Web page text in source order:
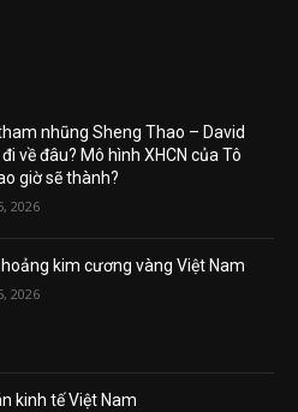
nhũng Sheng Thao – David
về đâu? Mô hình XHCN của Tô
giờ sẽ thành?
2026
hoảng kim cương vàng Việt Nam
2026
kinh tế Việt Nam